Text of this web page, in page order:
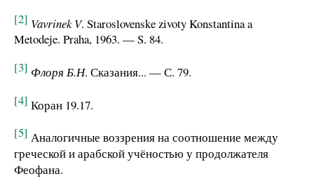
[2] Vavrinek V. Staroslovenske zivoty Konstantina a
Metodeje. Praha, 1963. — S. 84.
[3] Флоря Б.Н. Сказания... — С. 79.
[4] Коран 19.17.
[5] Аналогичные воззрения на соотношение между
греческой и арабской учёностью у продолжателя
Феофана.